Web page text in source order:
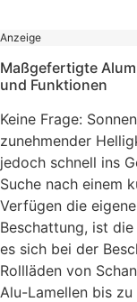
Anzeige
Maßgefertigte
und Funktionen
Keine Frage:
zunehmender
jedoch schnell ins
Suche nach einem
Verfügen die
Beschattung, ist
es sich bei der
Rollläden von
Alu-Lamellen bis